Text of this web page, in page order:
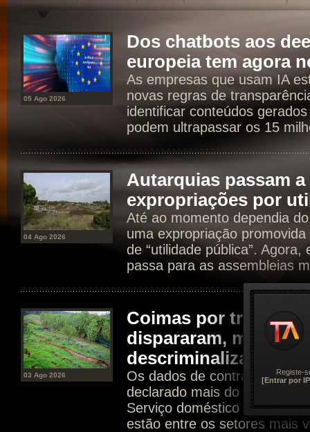
05 Ago 2026
Dos chatbots aos
europeia tem agora
As empresas que usam IA
novas regras de
identificar conteúdos
podem ultrapassar os 15
04 Ago 2026
Autarquias passam
expropriações por
Até ao momento dependia
uma expropriação
de “utilidade pública”. Agora,
passa para as assembleias
03 Ago 2026
Coimas por trabalho
dispararam, mas
descriminalizar
Os dados de contratos
declarado mais do que
Serviço doméstico e
estão entre os setores mais
Registe-
[Entrar por